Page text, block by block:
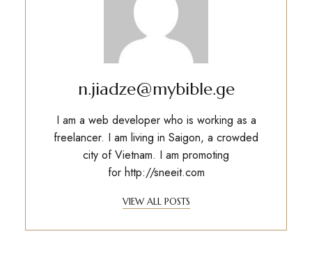
n.jiadze@mybible.ge
I am a web developer who is working as a
freelancer. I am living in Saigon, a crowded
city of Vietnam. I am promoting
for http://sneeit.com
VIEW ALL POSTS